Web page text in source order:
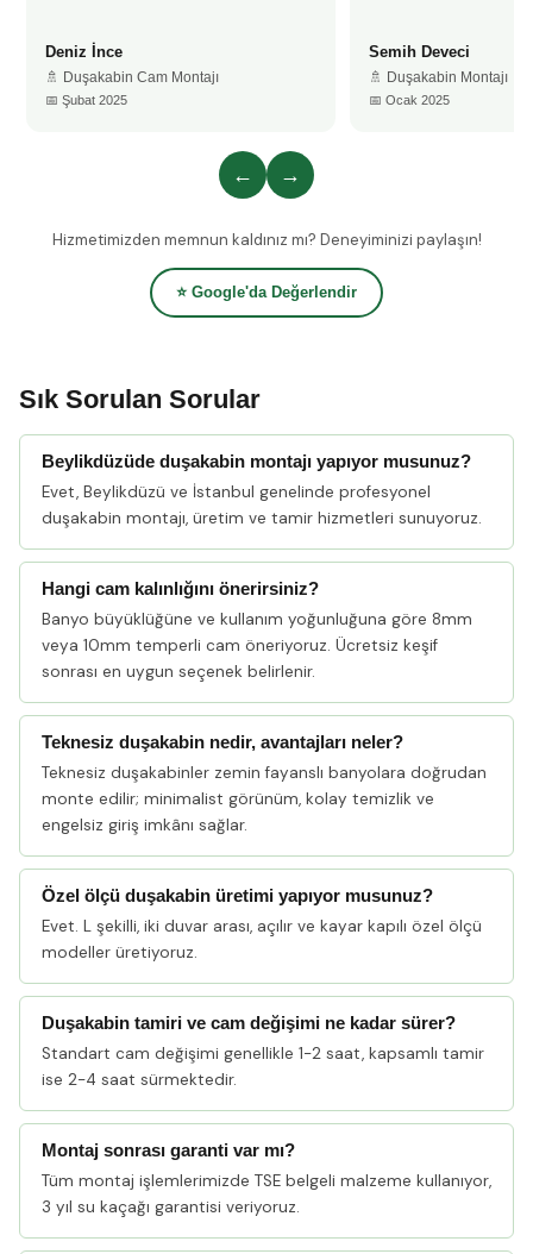
Deniz İnce
🚿 Duşakabin Cam Montajı
📅 Şubat 2025
Semih Deveci
🚿 Duşakabin Montajı
📅 Ocak 2025
← →
Hizmetimizden memnun kaldınız mı? Deneyiminizi paylaşın!
⭐ Google'da Değerlendir
Sık Sorulan Sorular
Beylikdüzüde duşakabin montajı yapıyor musunuz?
Evet, Beylikdüzü ve İstanbul genelinde profesyonel
duşakabin montajı, üretim ve tamir hizmetleri sunuyoruz.
Hangi cam kalınlığını önerirsiniz?
Banyo büyüklüğüne ve kullanım yoğunluğuna göre 8mm
veya 10mm temperli cam öneriyoruz. Ücretsiz keşif
sonrası en uygun seçenek belirlenir.
Teknesiz duşakabin nedir, avantajları neler?
Teknesiz duşakabinler zemin fayanslı banyolara doğrudan
monte edilir; minimalist görünüm, kolay temizlik ve
engelsiz giriş imkânı sağlar.
Özel ölçü duşakabin üretimi yapıyor musunuz?
Evet. L şekilli, iki duvar arası, açılır ve kayar kapılı özel ölçü
modeller üretiyoruz.
Duşakabin tamiri ve cam değişimi ne kadar sürer?
Standart cam değişimi genellikle 1-2 saat, kapsamlı tamir
ise 2-4 saat sürmektedir.
Montaj sonrası garanti var mı?
Tüm montaj işlemlerimizde TSE belgeli malzeme kullanıyor,
3 yıl su kaçağı garantisi veriyoruz.